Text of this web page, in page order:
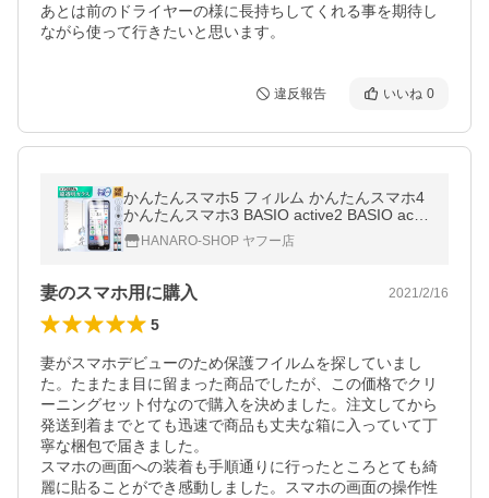
あとは前のドライヤーの様に長持ちしてくれる事を期待し
ながら使って行きたいと思います。
違反報告 いいね 0
かんたんスマホ5 フィルム かんたんスマホ4
かんたんスマホ3 BASIO active2 BASIO activ
e フィルム 保護フィルム ガラスフィルム 強
化ガラス
HANARO-SHOP ヤフー店
妻のスマホ用に購入 2021/2/16
5
妻がスマホデビューのため保護フイルムを探していまし
た。たまたま目に留まった商品でしたが、この価格でクリ
ーニングセット付なので購入を決めました。注文してから
発送到着までとても迅速で商品も丈夫な箱に入っていて丁
寧な梱包で届きました。
スマホの画面への装着も手順通りに行ったところとても綺
麗に貼ることができ感動しました。スマホの画面の操作性